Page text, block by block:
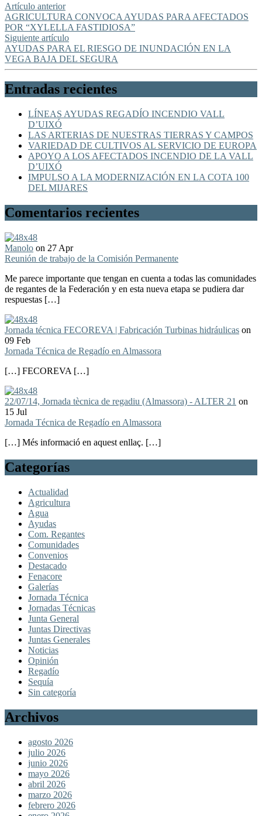
Artículo anterior
AGRICULTURA CONVOCA AYUDAS PARA AFECTADOS
POR “XYLELLA FASTIDIOSA”
Siguiente artículo
AYUDAS PARA EL RIESGO DE INUNDACIÓN EN LA
VEGA BAJA DEL SEGURA
Entradas recientes
LÍNEAS AYUDAS REGADÍO INCENDIO VALL
D’UIXÓ
LAS ARTERIAS DE NUESTRAS TIERRAS Y CAMPOS
VARIEDAD DE CULTIVOS AL SERVICIO DE EUROPA
APOYO A LOS AFECTADOS INCENDIO DE LA VALL
D’UIXÓ
IMPULSO A LA MODERNIZACIÓN EN LA COTA 100
DEL MIJARES
Comentarios recientes
Manolo on 27 Apr
Reunión de trabajo de la Comisión Permanente
Me parece importante que tengan en cuenta a todas las comunidades
de regantes de la Federación y en esta nueva etapa se pudiera dar
respuestas […]
Jornada técnica FECOREVA | Fabricación Turbinas hidráulicas on
09 Feb
Jornada Técnica de Regadío en Almassora
[…] FECOREVA […]
22/07/14, Jornada tècnica de regadiu (Almassora) - ALTER 21 on
15 Jul
Jornada Técnica de Regadío en Almassora
[…] Més informació en aquest enllaç. […]
Categorías
Actualidad
Agricultura
Agua
Ayudas
Com. Regantes
Comunidades
Convenios
Destacado
Fenacore
Galerías
Jornada Técnica
Jornadas Técnicas
Junta General
Juntas Directivas
Juntas Generales
Noticias
Opinión
Regadío
Sequía
Sin categoría
Archivos
agosto 2026
julio 2026
junio 2026
mayo 2026
abril 2026
marzo 2026
febrero 2026